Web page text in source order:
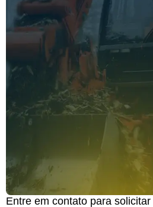
Entre em contato para